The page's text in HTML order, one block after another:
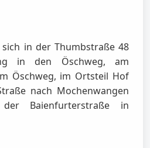
in der Thumbstraße 48
in den Öschweg, am
Öschweg, im Ortsteil Hof
nach Mochenwangen
Baienfurterstraße in